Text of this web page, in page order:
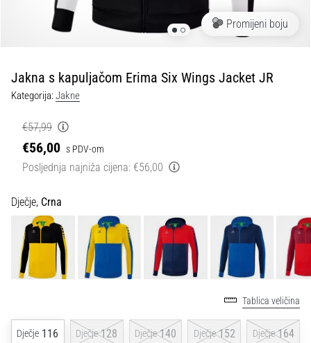
1. 7. 2025
1 min. čitanja
Play
for
Victories
Pripremi
se
za
ženski
sa
službenim
Promijeni boju
Jakna s kapuljačom Erima Six Wings Jacket JR
Kategorija:Jakne
€57,99
€56,00 s PDV-om
Posljednja najniža cijena: €56,00
Dječje, Crna
Tablica veličina
Dječje 116 Dječje 128 Dječje 140 Dječje 152 Dječje 164